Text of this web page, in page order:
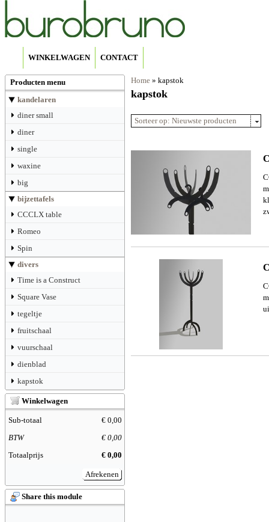
WINKELWAGEN CONTACT
Producten menu
kandelaren
diner small
diner
single
waxine
big
bijzettafels
CCCLX table
Romeo
Spin
divers
Time is a Construct
Square Vase
tegeltje
fruitschaal
vuurschaal
dienblad
kapstok
Winkelwagen
Sub-totaal
€ 0,00
BTW
€ 0,00
Totaalprijs
€ 0,00
Afrekenen
Share this module
Home » kapstok
kapstok
Sorteer op: Nieuwste producten